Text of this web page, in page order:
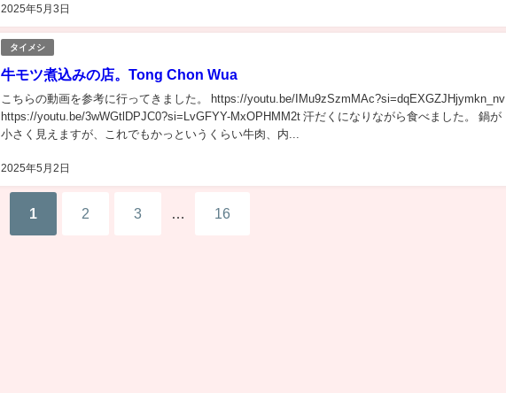
2025年5月3日
ヤーンとスペアリブで肉三昧。B260...
タイメシ
牛モツ煮込みの店。Tong Chon Wua
2025年5月2日
こちらの動画を参考に行ってきました。 https://youtu.be/IMu9zSzmMAc?si=dqEXGZJHjymkn_nv
https://youtu.be/3wWGtlDPJC0?si=LvGFYY-MxOPHMM2t 汗だくになりながら食べました。 鍋が
小さく見えますが、これでもかっというくらい牛肉、内...
1 2 3 16